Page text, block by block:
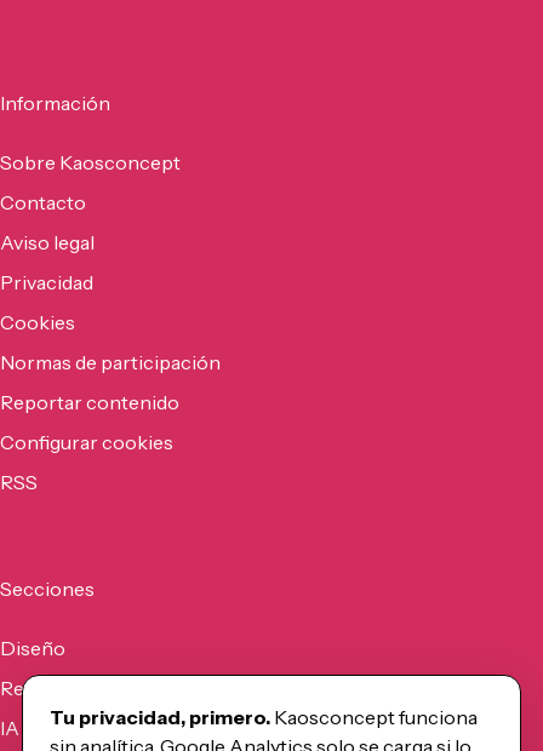
Información
Sobre Kaosconcept
Contacto
Aviso legal
Privacidad
Cookies
Normas de participación
Reportar contenido
Configurar cookies
RSS
Secciones
Diseño
Recursos
IA
Tu privacidad, primero. Kaosconcept funciona
sin analítica. Google Analytics solo se carga si lo